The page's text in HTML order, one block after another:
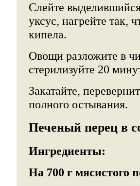
Слейте
уксус, нагрейте так,
кипела.
Овощи разложите в
стерилизуйте 20
Закатайте,
полного остывания.
Печеный перец в
Ингредиенты:
На 700 г мясистого